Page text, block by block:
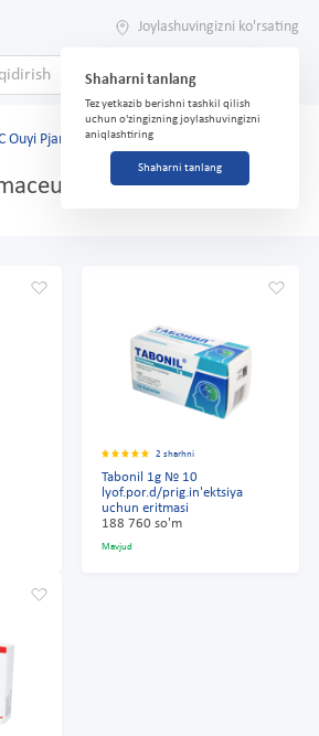
Joylashuvingizni ko'rsating
Shaharni tanlang
Tez yetkazib berishni tashkil qilish
uchun o'zingizning joylashuvingizni
aniqlashtiring
Shaharni tanlang
Ouyi Pjarmaceutical Co.,
Co.,
2 sharhni
Tabonil 1g № 10
lyof.por.d/prig.in'ektsiya
uchun eritmasi
188 760 so'm
Mavjud